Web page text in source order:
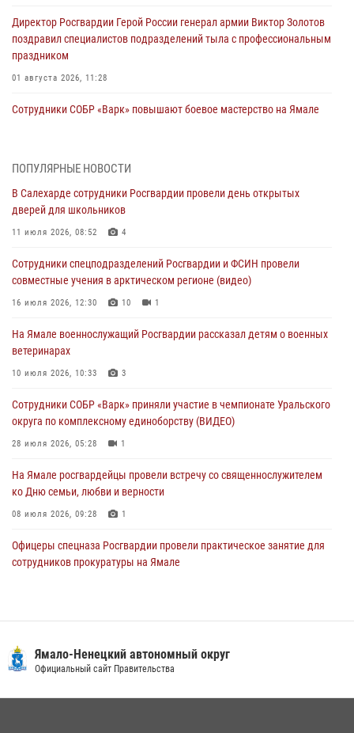
Директор Росгвардии Герой России генерал армии Виктор Золотов
поздравил специалистов подразделений тыла с профессиональным
праздником
01 августа 2026, 11:28
Сотрудники СОБР «Варк» повышают боевое мастерство на Ямале
Офицеры спецназа Росгвардии провели практическое занятие для
29 июля 2026, 10:42
В Уральском округе Росгвардии состоялось заседание
29 июля 2026, 10:39
Сотрудники СОБР «Варк» приняли участие в чемпионате Уральского
На Полярном круге Росгвардия обеспечила безопасность турнира
27 июля 2026, 09:04
ПОПУЛЯРНЫЕ НОВОСТИ
В Салехарде сотрудники Росгвардии провели день открытых
дверей для школьников
11 июля 2026, 08:52 4
Сотрудники спецподразделений Росгвардии и ФСИН провели
совместные учения в арктическом регионе (видео)
16 июля 2026, 12:30 10 1
На Ямале военнослужащий Росгвардии рассказал детям о военных
ветеринарах
10 июля 2026, 10:33 3
Сотрудники СОБР «Варк» приняли участие в чемпионате Уральского
округа по комплексному единоборству (ВИДЕО)
28 июля 2026, 05:28 1
На Ямале росгвардейцы провели встречу со священнослужителем
ко Дню семьи, любви и верности
08 июля 2026, 09:28 1
Офицеры спецназа Росгвардии провели практическое занятие для
сотрудников прокуратуры на Ямале
«Каникулы с Росгвардией» продолжаются на Ямале
Ямало-Ненецкий автономный округ
Официальный сайт Правительства